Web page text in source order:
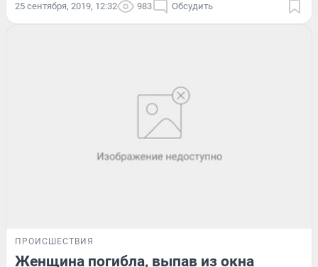
25 сентября, 2019, 12:32 983 Обсудить
ПРОИСШЕСТВИЯ
Женщина погибла, выпав из окна